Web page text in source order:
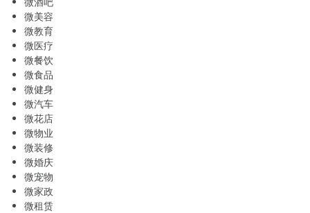
微美容
微教育
微医疗
微餐饮
微食品
微健身
微汽车
微花店
微物业
微装修
微婚庆
微宠物
微家政
微租赁